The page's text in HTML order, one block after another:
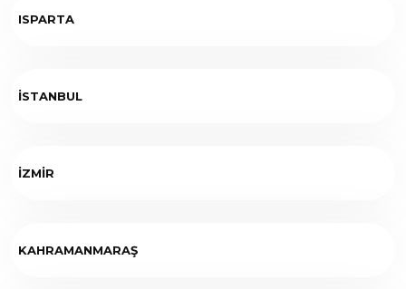
ISPARTA
İSTANBUL
İZMİR
KAHRAMANMARAŞ